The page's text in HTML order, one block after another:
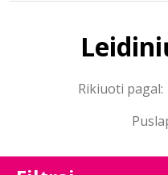
Rikiuoti pagal: